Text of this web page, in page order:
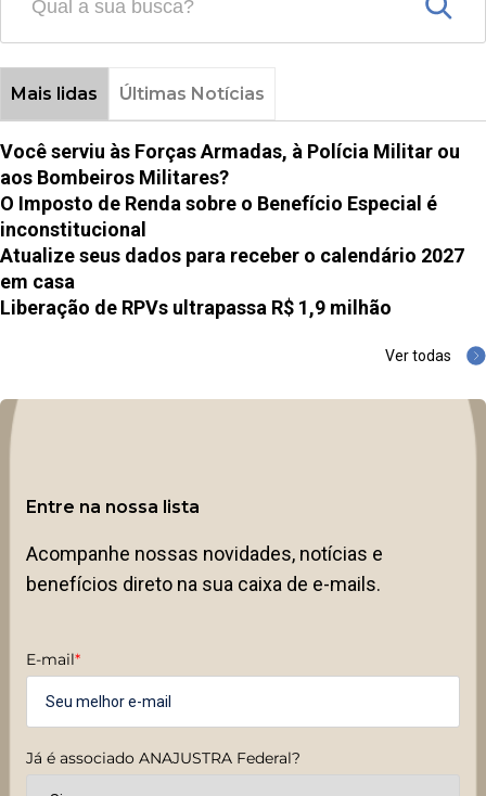
Mais lidas Últimas Notícias
Você serviu às Forças Armadas, à Polícia Militar ou
aos Bombeiros Militares?
O Imposto de Renda sobre o Benefício Especial é
inconstitucional
Atualize seus dados para receber o calendário 2027
em casa
Liberação de RPVs ultrapassa R$ 1,9 milhão
Ver todas
Entre na nossa lista
Acompanhe nossas novidades, notícias e
benefícios direto na sua caixa de e-mails.
E-mail*
Já é associado ANAJUSTRA Federal?